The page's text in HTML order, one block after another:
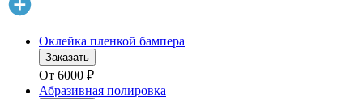
Оклейка пленкой бампера
Заказать
От 6000 ₽
Абразивная полировка